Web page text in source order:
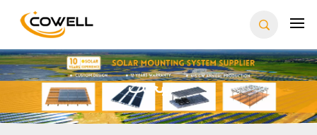
يبحث